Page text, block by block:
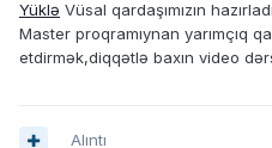
Yüklə Vüsal qardaşımızın
Master proqramıynan yarımçıq
etdirmək,diqqətlə baxın video
Alıntı